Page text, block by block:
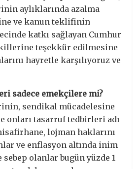
aylıklarında azalma
ve kanun teklifinin
katkı sağlayan Cumhur
teşekkür edilmesine
hayretle karşılıyoruz ve
sadece emekçilere mi?
sendikal mücadelesine
onları tasarruf tedbirleri adı
lojman haklarını
ve enflasyon altında inim
olanlar bugün yüzde 1